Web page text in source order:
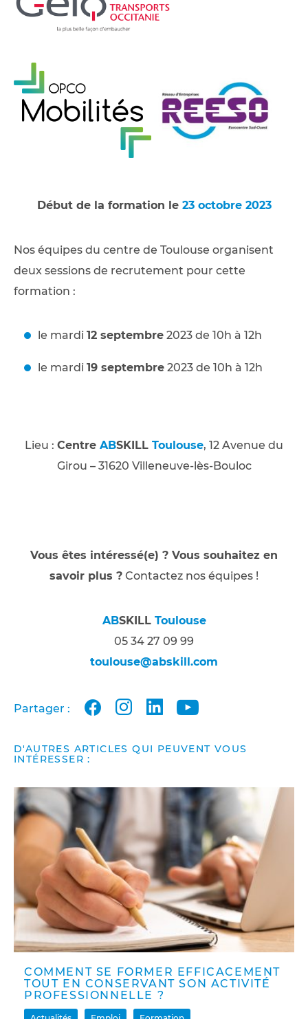
Début de la formation le 23 octobre 2023
Nos équipes du centre de Toulouse organisent
deux sessions de recrutement pour cette
formation :
le mardi 12 septembre 2023 de 10h à 12h
le mardi 19 septembre 2023 de 10h à 12h
Lieu : Centre ABSKILL Toulouse, 12 Avenue du
Girou – 31620 Villeneuve-lès-Bouloc
Vous êtes intéressé(e) ? Vous souhaitez en
savoir plus ? Contactez nos équipes !
ABSKILL Toulouse
05 34 27 09 99
toulouse@abskill.com
Partager : facebook instagram linkedin youtube
D'AUTRES ARTICLES QUI PEUVENT VOUS
INTÉRESSER :
COMMENT SE FORMER EFFICACEMENT
TOUT EN CONSERVANT SON ACTIVITÉ
PROFESSIONNELLE ?